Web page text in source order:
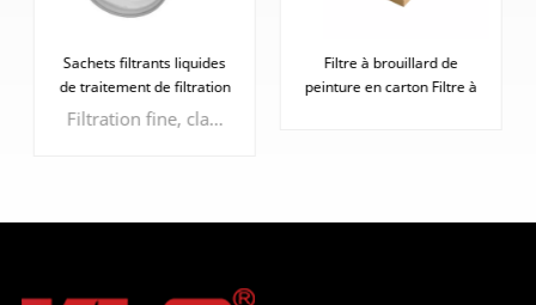
Sachets filtrants liquides
de traitement de filtration
d'eau industrielle Filtration fine, clarté jusqu'à 3 microns
Filtre à brouillard de
peinture en carton Filtre à